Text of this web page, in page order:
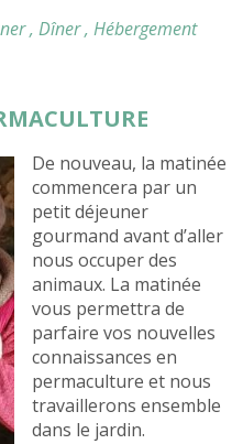
, Dîner, Hébergement
De nouveau, la matinée
commencera par un
petit déjeuner
gourmand avant d’aller
nous occuper des
animaux. La matinée
vous permettra de
parfaire vos nouvelles
connaissances en
permaculture et nous
travaillerons ensemble
dans le jardin.